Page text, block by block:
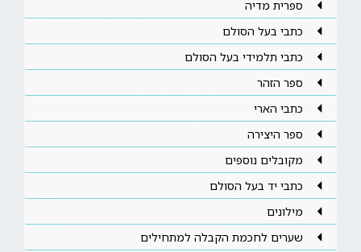
ספרית מדיה
כתבי בעל הסולם
כתבי תלמידי בעל הסולם
ספר הזהר
כתבי הארי
ספר היצירה
מקובלים נוספים
כתבי יד בעל הסולם
מילונים
שערים לחכמת הקבלה למתחילים